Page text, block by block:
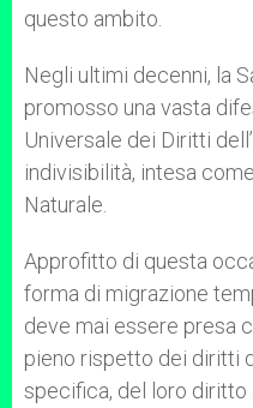
questo ambito.
Negli ultimi decenni, la
promosso una vasta
Universale dei Diritti
indivisibilità, intesa
Naturale.
Approfitto di questa
forma di migrazione
deve mai essere presa
pieno rispetto dei diritti
specifica, del loro diritto